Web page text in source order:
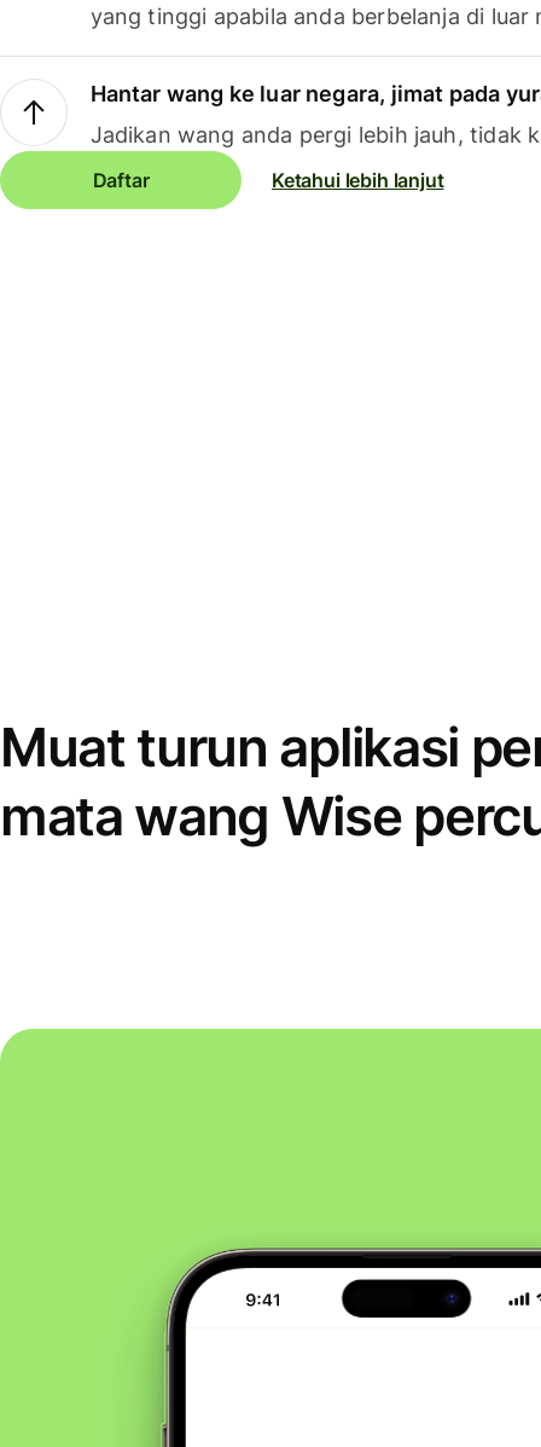
yang tinggi apabila anda berbelanja di luar
Hantar wang ke luar negara, jimat pada
Jadikan wang anda pergi lebih jauh, tidak
Daftar Ketahui lebih lanjut
Muat turun aplikasi
mata wang Wise